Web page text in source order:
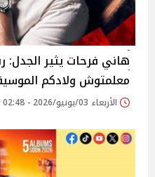
هاني فرحات يثير الجدل:
معلمتوش ولادكم
الأربعاء 03/يونيو/2026 - 02:48 م